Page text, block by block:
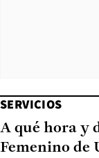
SERVICIOS
A qué hora y
Femenino de